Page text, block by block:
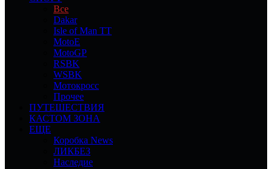
Все
Dakar
Isle of Man TT
MotoE
MotoGP
RSBK
WSBK
Мотокросс
Прочее
ПУТЕШЕСТВИЯ
КАСТОМ ЗОНА
ЕЩЕ
Коробка News
ЛИКБЕЗ
Наследие